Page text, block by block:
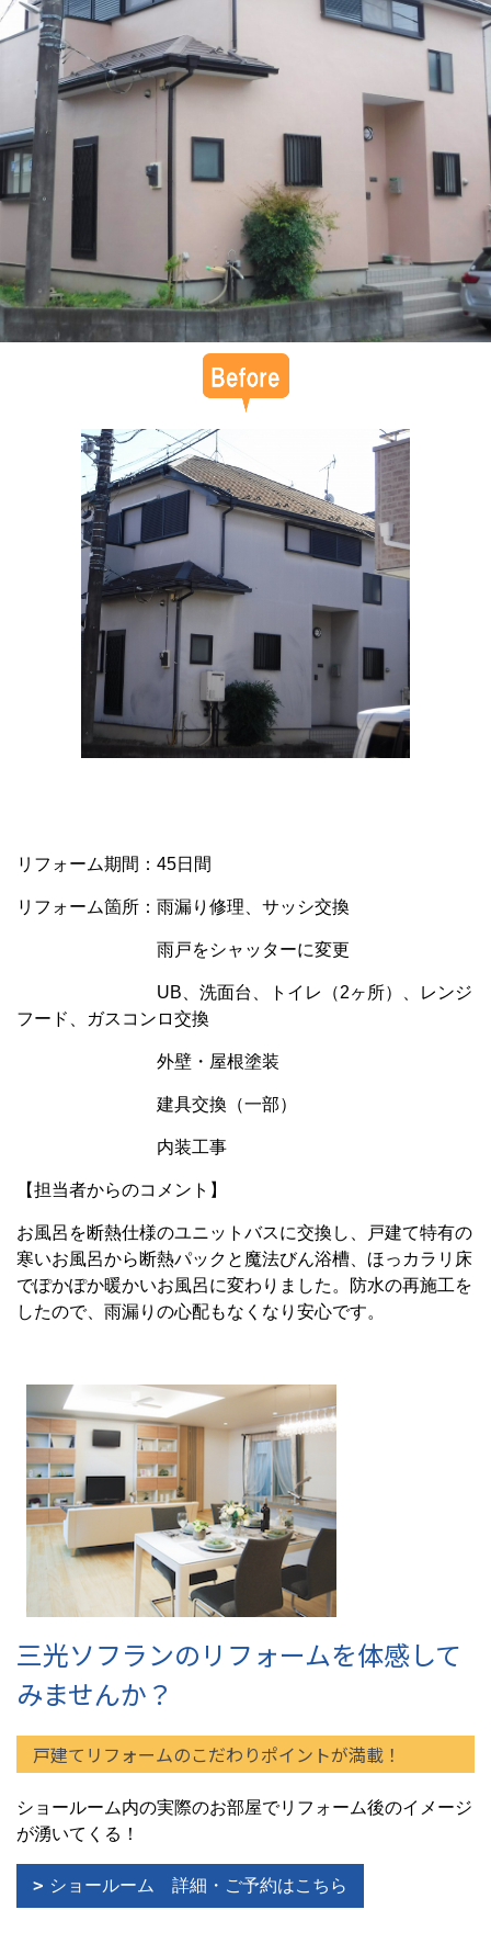
リフォーム期間：45日間
リフォーム箇所：雨漏り修理、サッシ交換
雨戸をシャッターに変更
UB、洗面台、トイレ（2ヶ所）、レンジ
フード、ガスコンロ交換
外壁・屋根塗装
建具交換（一部）
内装工事
【担当者からのコメント】
お風呂を断熱仕様のユニットバスに交換し、戸建て特有の
寒いお風呂から断熱パックと魔法びん浴槽、ほっカラリ床
でぽかぽか暖かいお風呂に変わりました。防水の再施工を
したので、雨漏りの心配もなくなり安心です。
三光ソフランのリフォームを体感して
みませんか？
戸建てリフォームのこだわりポイントが満載！
ショールーム内の実際のお部屋でリフォーム後のイメージ
が湧いてくる！
ショールーム 詳細・ご予約はこちら